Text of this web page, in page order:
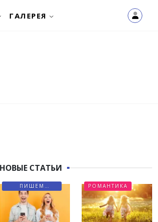
ГАЛЕРЕЯ
НОВЫЕ СТАТЬИ
ПИШЕМ
ПИСЬМА
РОМАНТИКА